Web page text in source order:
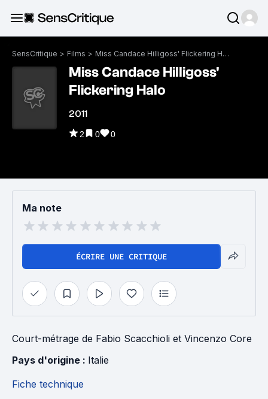
SensCritique > Films > Miss Candace Hilligoss' Flickering Halo
Miss Candace Hilligoss'
Flickering Halo
2011
2 0 0
Ma note
ÉCRIRE UNE CRITIQUE
Court-métrage de Fabio Scacchioli et Vincenzo Core
Pays d'origine : Italie
Fiche technique